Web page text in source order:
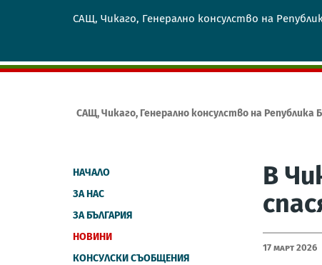
САЩ, Чикаго, Генерално консулство на
САЩ, Чикаго, Генерално консулство на Република
НАЧАЛО
ЗА НАС
ЗА БЪЛГАРИЯ
НОВИНИ
КОНСУЛСКИ СЪОБЩЕНИЯ
В
17 Март 2026